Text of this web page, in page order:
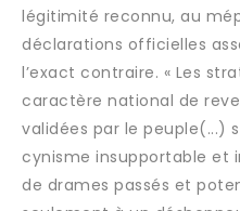
légitimité reconnu, au
déclarations officielles
l’exact contraire. « Les
caractère national de
validées par le peuple(...)
cynisme insupportable et
de drames passés et